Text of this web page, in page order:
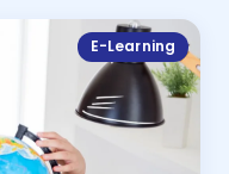
E-Learning